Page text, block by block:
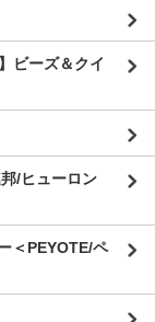
ビーズ＆クイ
/ヒューロン
＜PEYOTE/ペ